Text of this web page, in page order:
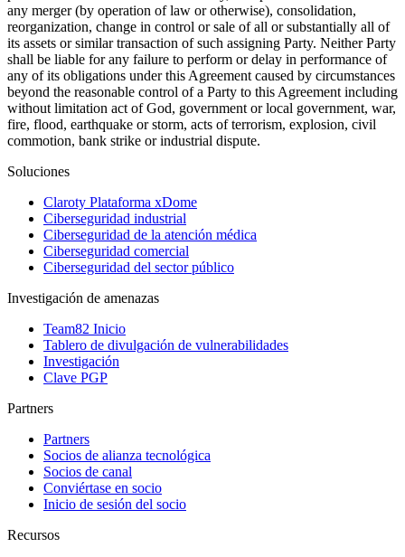
any merger (by operation of law or otherwise), consolidation,
reorganization, change in control or sale of all or substantially all of
its assets or similar transaction of such assigning Party. Neither Party
shall be liable for any failure to perform or delay in performance of
any of its obligations under this Agreement caused by circumstances
beyond the reasonable control of a Party to this Agreement including
without limitation act of God, government or local government, war,
fire, flood, earthquake or storm, acts of terrorism, explosion, civil
commotion, bank strike or industrial dispute.
Soluciones
Claroty Plataforma xDome
Ciberseguridad industrial
Ciberseguridad de la atención médica
Ciberseguridad comercial
Ciberseguridad del sector público
Investigación de amenazas
Team82 Inicio
Tablero de divulgación de vulnerabilidades
Investigación
Clave PGP
Partners
Partners
Socios de alianza tecnológica
Socios de canal
Conviértase en socio
Inicio de sesión del socio
Recursos